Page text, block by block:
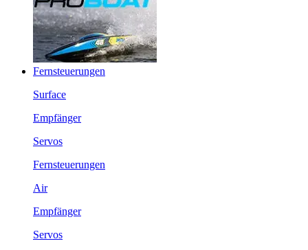
Fernsteuerungen
Surface
Empfänger
Servos
Fernsteuerungen
Air
Empfänger
Servos